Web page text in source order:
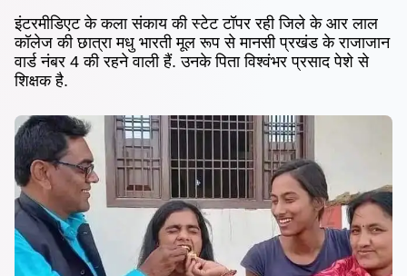
इंटरमीडिएट के कला संकाय की स्टेट टॉपर रही जिले के आर लाल
कॉलेज की छात्रा मधु भारती मूल रूप से मानसी प्रखंड के राजाजान
वार्ड नंबर 4 की रहने वाली हैं. उनके पिता विश्वंभर प्रसाद पेशे से
शिक्षक है.